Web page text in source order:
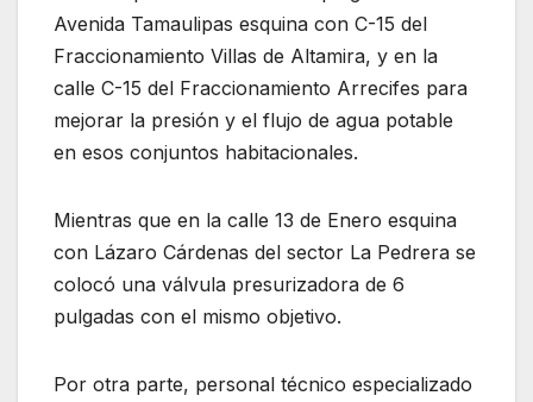
Avenida Tamaulipas esquina con C-15 del
Fraccionamiento Villas de Altamira, y en la
calle C-15 del Fraccionamiento Arrecifes para
mejorar la presión y el flujo de agua potable
en esos conjuntos habitacionales.
Mientras que en la calle 13 de Enero esquina
con Lázaro Cárdenas del sector La Pedrera se
colocó una válvula presurizadora de 6
pulgadas con el mismo objetivo.
Por otra parte, personal técnico especializado